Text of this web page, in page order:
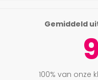
Gemiddeld
100% van onze